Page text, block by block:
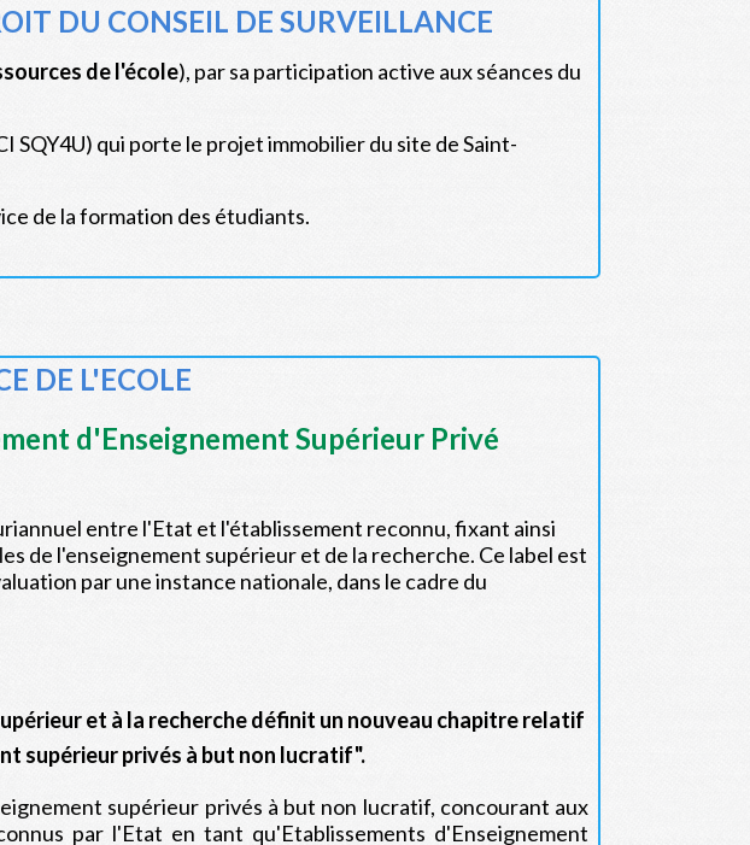
DU CONSEIL DE SURVEILLANCE
de l'école), par sa participation active aux séances du
SQY4U) qui porte le projet immobilier du site de Saint-
de la formation des étudiants.
DE L'ECOLE
d'Enseignement Supérieur Privé
entre l'Etat et l'établissement reconnu, fixant ainsi
de l'enseignement supérieur et de la recherche. Ce label est
par une instance nationale, dans le cadre du
et à la recherche définit un nouveau chapitre relatif
supérieur privés à but non lucratif".
supérieur privés à but non lucratif, concourant aux
par l'Etat en tant qu'Etablissements d'Enseignement